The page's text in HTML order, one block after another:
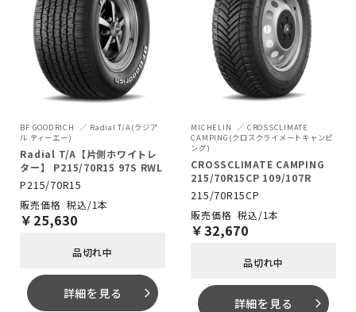
BF GOODRICH
Radial T/A(ラジア
ル ティーエー)
Radial T/A【片側ホワイトレ
ター】 P215/70R15 97S RWL
P215/70R15
税込/1本
￥ 25,630
品切れ中
詳細を見る arrow_forward_ios
MICHELIN
CROSSCLIMATE
CAMPING(クロスクライメートキャンピ
ング)
CROSSCLIMATE CAMPING
215/70R15CP 109/107R
215/70R15CP
税込/1本
￥32,670
品切れ中
詳細を見る arrow_forward_ios